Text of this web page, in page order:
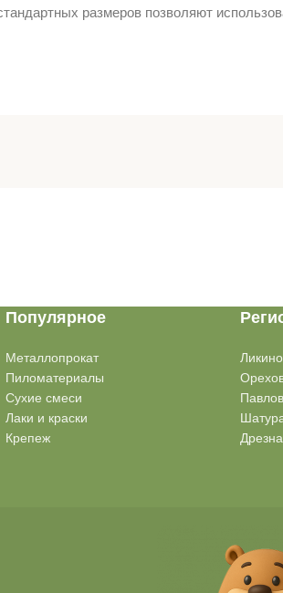
размеров позволяют
Популярное
Металлопрокат
Пиломатериалы
Сухие смеси
Лаки и краски
Крепеж
Дрезна